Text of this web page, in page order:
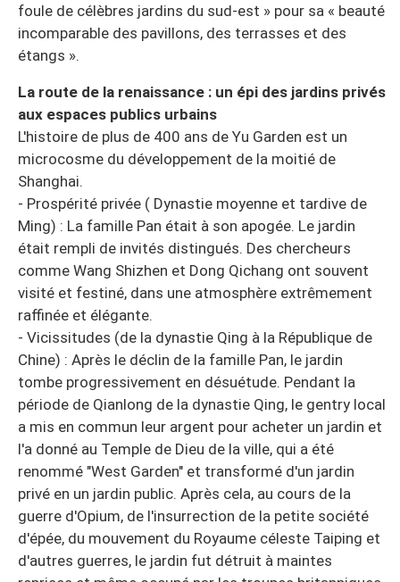
foule de célèbres jardins du sud-est » pour sa « beauté
incomparable des pavillons, des terrasses et des
étangs ».
La route de la renaissance : un épi des jardins privés
aux espaces publics urbains
L'histoire de plus de 400 ans de Yu Garden est un
microcosme du développement de la moitié de
Shanghai.
- Prospérité privée ( Dynastie moyenne et tardive de
Ming) : La famille Pan était à son apogée. Le jardin
était rempli de invités distingués. Des chercheurs
comme Wang Shizhen et Dong Qichang ont souvent
visité et festiné, dans une atmosphère extrêmement
raffinée et élégante.
- Vicissitudes (de la dynastie Qing à la République de
Chine) : Après le déclin de la famille Pan, le jardin
tombe progressivement en désuétude. Pendant la
période de Qianlong de la dynastie Qing, le gentry local
a mis en commun leur argent pour acheter un jardin et
l'a donné au Temple de Dieu de la ville, qui a été
renommé "West Garden" et transformé d'un jardin
privé en un jardin public. Après cela, au cours de la
guerre d'Opium, de l'insurrection de la petite société
d'épée, du mouvement du Royaume céleste Taiping et
d'autres guerres, le jardin fut détruit à maintes